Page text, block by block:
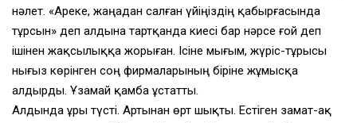
нәлет. «Ареке, жаңадан салған үйiңiздiң қабырғасында
тұрсын» деп алдына тартқанда киесi бар нәрсе ғой деп
iшiнен жақсылыққа жорыған. Iсiне мығым, жүрiс-тұрысы
нығыз көрiнген соң фирмаларының бiрiне жұмысқа
алдырды. Ұзамай қамба ұстатты.
Алдында ұры түстi. Артынан өрт шықты. Естiген замат-ақ